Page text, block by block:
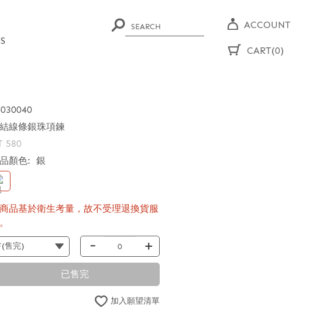
ACCOUNT
CART(0)
線條銀珠項鍊
580
顏色: 銀
品基於衛生考量，故不受理退換貨服
- +
已售完
加入願望清單